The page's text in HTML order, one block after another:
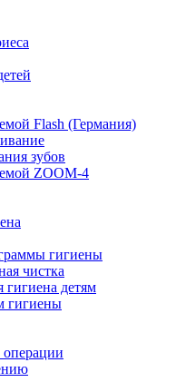
Flash (Германия)
зубов
ZOOM-4
гигиены
чистка
гигиена детям
гигиены